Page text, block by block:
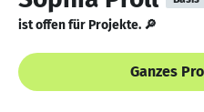
ist offen für Projekte. 🔎
Ganzes